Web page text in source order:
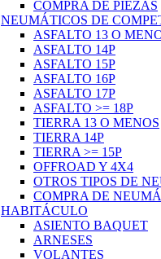
COMPRA DE PIEZAS
NEUMÁTICOS DE
ASFALTO 13 O
ASFALTO 14P
ASFALTO 15P
ASFALTO 16P
ASFALTO 17P
ASFALTO >= 18P
TIERRA 13 O MENOS
TIERRA 14P
TIERRA >= 15P
OFFROAD Y 4X4
OTROS TIPOS DE
COMPRA DE
HABITÁCULO
ASIENTO BAQUET
ARNESES
VOLANTES